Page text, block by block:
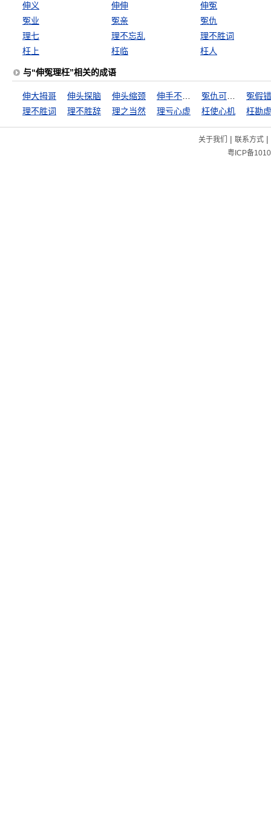
伸义 伸伸
伸冤
冤业
冤亲
冤仇
理七
理不忘乱
理不胜词
枉上
枉临 枉人
与“伸冤理枉”相关的成语
伸大拇哥 伸头探脑 伸头缩颈
冤假
理不胜词
理不胜辞 理之当然 理亏心虚 枉使心机 枉勘
关于我们 | 联系方式|
粤ICP备